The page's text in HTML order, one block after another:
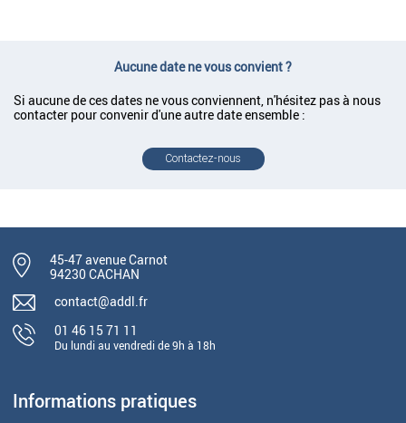
Aucune date ne vous convient ?
Si aucune de ces dates ne vous conviennent, n'hésitez pas à nous
contacter pour convenir d'une autre date ensemble :
Contactez-nous
45-47 avenue Carnot
94230 CACHAN
contact@addl.fr
01 46 15 71 11
Du lundi au vendredi de 9h à 18h
Informations pratiques